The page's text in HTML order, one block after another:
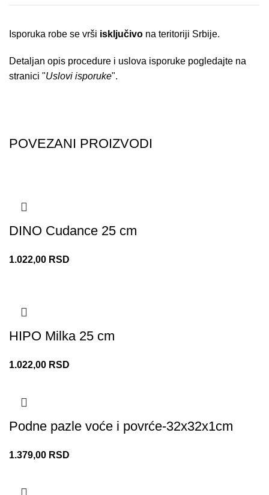
Isporuka robe se vrši isključivo na teritoriji Srbije.
Detaljan opis procedure i uslova isporuke pogledajte na
stranici "Uslovi isporuke".
POVEZANI PROIZVODI
DINO Cudance 25 cm
1.022,00 RSD
HIPO Milka 25 cm
1.022,00 RSD
Podne pazle voće i povrće-32x32x1cm
1.379,00 RSD